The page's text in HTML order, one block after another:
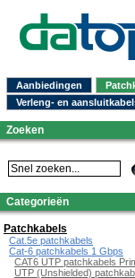
Aanbiedingen
Verleng- en
Zoeken
Categorieën
Patchkabels
Cat.5e patchkabels
Cat-6 patchkabels 1 Gbps
CAT6 UTP patchkabels
UTP (Unshielded)